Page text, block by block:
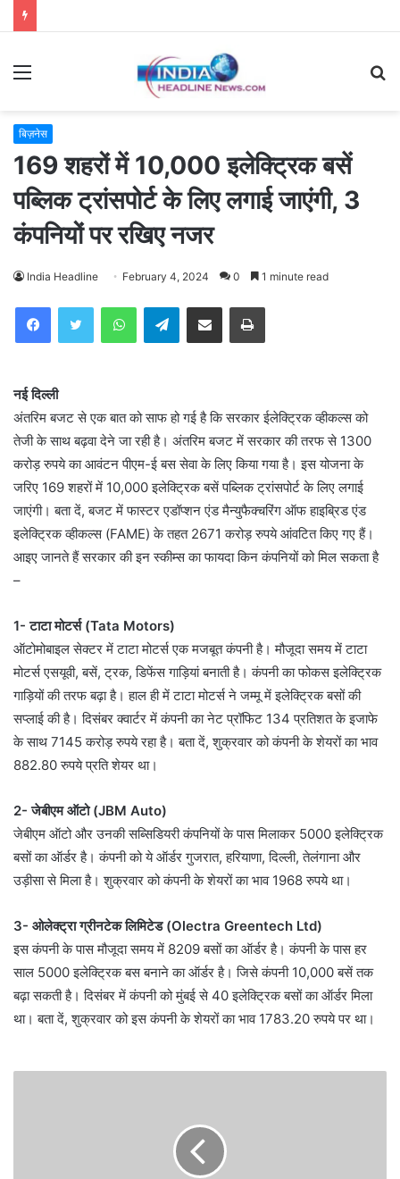
Menu
बिज़नेस
169 शहरों में 10,000 इलेक्ट्रिक बसें
पब्लिक ट्रांसपोर्ट के लिए लगाई जाएंगी, 3
कंपनियों पर रखिए नजर
India Headline February 4, 2024 0 1 minute read
WhatsAppTelegramShare via Email Print
नई दिल्ली
अंतरिम बजट से एक बात को साफ हो गई है कि सरकार ईलेक्ट्रिक व्हीकल्स को
तेजी के साथ बढ़वा देने जा रही है। अंतरिम बजट में सरकार की तरफ से 1300
करोड़ रुपये का आवंटन पीएम-ई बस सेवा के लिए किया गया है। इस योजना के
जरिए 169 शहरों में 10,000 इलेक्ट्रिक बसें पब्लिक ट्रांसपोर्ट के लिए लगाई
जाएंगी। बता दें, बजट में फास्टर एडॉप्शन एंड मैन्युफैक्चरिंग ऑफ हाइब्रिड एंड
इलेक्ट्रिक व्हीकल्स (FAME) के तहत 2671 करोड़ रुपये आंवटित किए गए हैं।
आइए जानते हैं सरकार की इन स्कीम्स का फायदा किन कंपनियों को मिल सकता है
–
1- टाटा मोटर्स (Tata Motors)
ऑटोमोबाइल सेक्टर में टाटा मोटर्स एक मजबूत कंपनी है। मौजूदा समय में टाटा
मोटर्स एसयूवी, बसें, ट्रक, डिफेंस गाड़ियां बनाती है। कंपनी का फोकस इलेक्ट्रिक
गाड़ियों की तरफ बढ़ा है। हाल ही में टाटा मोटर्स ने जम्मू में इलेक्ट्रिक बसों की
सप्लाई की है। दिसंबर क्वार्टर में कंपनी का नेट प्रॉफिट 134 प्रतिशत के इजाफे
के साथ 7145 करोड़ रुपये रहा है। बता दें, शुक्रवार को कंपनी के शेयरों का भाव
882.80 रुपये प्रति शेयर था।
2- जेबीएम ऑटो (JBM Auto)
जेबीएम ऑटो और उनकी सब्सिडियरी कंपनियों के पास मिलाकर 5000 इलेक्ट्रिक
बसों का ऑर्डर है। कंपनी को ये ऑर्डर गुजरात, हरियाणा, दिल्ली, तेलंगाना और
उड़ीसा से मिला है। शुक्रवार को कंपनी के शेयरों का भाव 1968 रुपये था।
3- ओलेक्ट्रा ग्रीनटेक लिमिटेड (Olectra Greentech Ltd)
इस कंपनी के पास मौजूदा समय में 8209 बसों का ऑर्डर है। कंपनी के पास हर
साल 5000 इलेक्ट्रिक बस बनाने का ऑर्डर है। जिसे कंपनी 10,000 बसें तक
बढ़ा सकती है। दिसंबर में कंपनी को मुंबई से 40 इलेक्ट्रिक बसों का ऑर्डर मिला
था। बता दें, शुक्रवार को इस कंपनी के शेयरों का भाव 1783.20 रुपये पर था।